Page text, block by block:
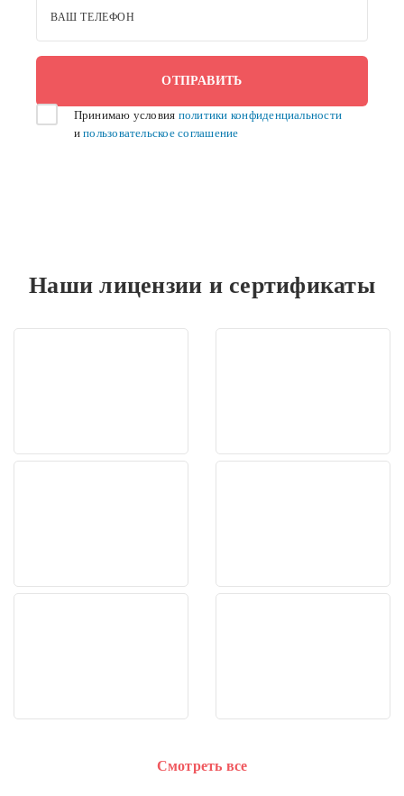
ВАШ ТЕЛЕФОН
Принимаю условия политики конфиденциальности
ипользовательское соглашение
Наши лицензии и сертификаты
Смотреть все